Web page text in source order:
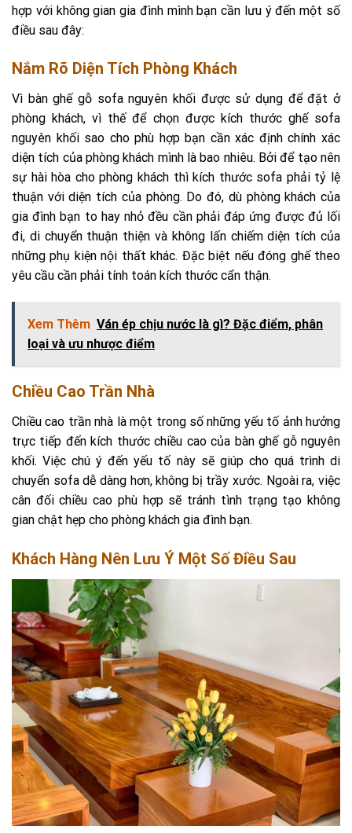
hợp với không gian gia đình mình bạn cần lưu ý đến một số
điều sau đây:
Nắm Rõ Diện Tích Phòng Khách
Vì bàn ghế gỗ sofa nguyên khối được sử dụng để đặt ở
phòng khách, vì thế để chọn được kích thước ghế sofa
nguyên khối sao cho phù hợp bạn cần xác định chính xác
diện tích của phòng khách mình là bao nhiêu. Bởi để tạo nên
sự hài hòa cho phòng khách thì kích thước sofa phải tỷ lệ
thuận với diện tích của phòng. Do đó, dù phòng khách của
gia đình bạn to hay nhỏ đều cần phải đáp ứng được đủ lối
đi, di chuyển thuận thiện và không lấn chiếm diện tích của
những phụ kiện nội thất khác. Đặc biệt nếu đóng ghế theo
yêu cầu cần phải tính toán kích thước cẩn thận.
Xem Thêm Ván ép chịu nước là gì? Đặc điểm, phân
loại và ưu nhược điểm
Chiều Cao Trần Nhà
Chiều cao trần nhà là một trong số những yếu tố ảnh hưởng
trực tiếp đến kích thước chiều cao của bàn ghế gỗ nguyên
khối. Việc chú ý đến yếu tố này sẽ giúp cho quá trình di
chuyển sofa dễ dàng hơn, không bị trầy xước. Ngoài ra, việc
cân đối chiều cao phù hợp sẽ tránh tình trạng tạo không
gian chật hẹp cho phòng khách gia đình bạn.
Khách Hàng Nên Lưu Ý Một Số Điều Sau